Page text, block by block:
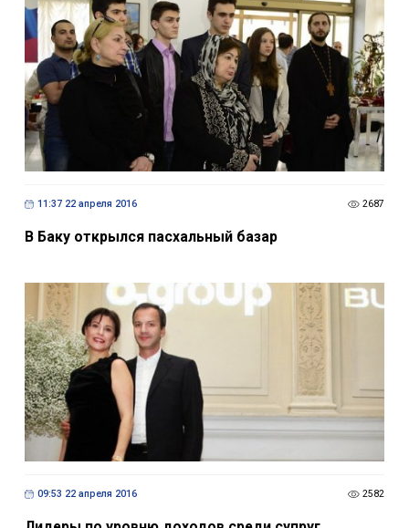
11:37 22 апреля 2016 2687
В Баку открылся пасхальный базар
09:53 22 апреля 2016 2582